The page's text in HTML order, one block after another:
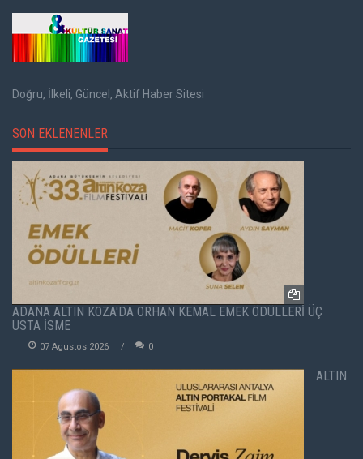
Doğru, İlkeli, Güncel, Aktif Haber Sitesi
SON EKLENENLER
ADANA ALTIN KOZA'DA ORHAN KEMAL EMEK ÖDÜLLERİ ÜÇ
USTA İSME
07 Agustos 2026 0
ALTIN